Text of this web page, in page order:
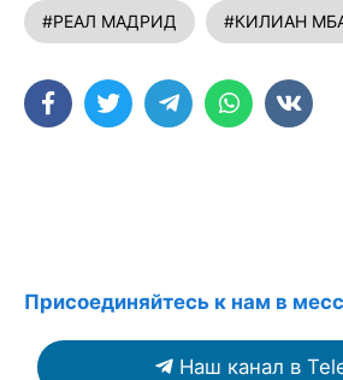
#РЕАЛ МАДРИД #КИЛИАН
Присоединяйтесь к нам в
Наш канал в